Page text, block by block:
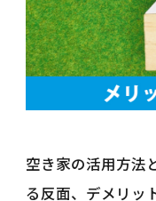
空き家の活用方法
る反面、デメリッ